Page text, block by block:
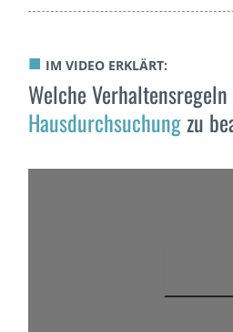
■ IM VIDEO ERKLÄRT:
Welche
Hausdurchsuchungzu